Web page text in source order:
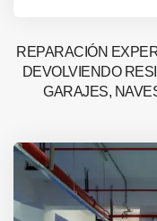
REPARACIÓN
DEVOLVIENDO
GARAJES,